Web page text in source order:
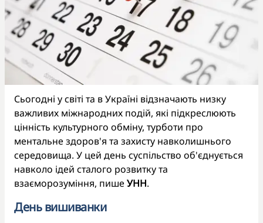
Сьогодні у світі та в Україні відзначають низку
важливих міжнародних подій, які підкреслюють
цінність культурного обміну, турботи про
ментальне здоров'я та захисту навколишнього
середовища. У цей день суспільство об'єднується
навколо ідей сталого розвитку та
взаєморозуміння, пише УНН.
День вишиванки